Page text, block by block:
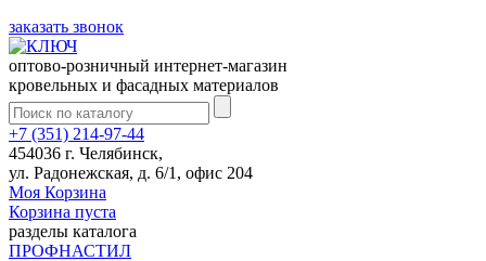
заказать звонок
оптово-розничный интернет-магазин
кровельных и фасадных материалов
+7 (351) 214-97-44
454036 г. Челябинск,
ул. Радонежская, д. 6/1, офис 204
Моя Корзина
Корзина пуста
разделы каталога
ПРОФНАСТИЛ